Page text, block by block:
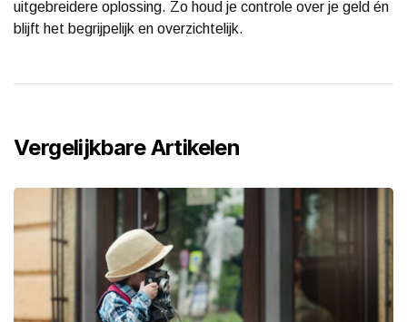
uitgebreidere oplossing. Zo houd je controle over je geld én
blijft het begrijpelijk en overzichtelijk.
Vergelijkbare Artikelen